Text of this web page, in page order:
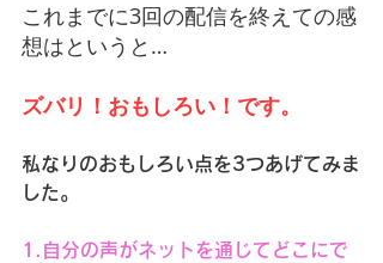
これまでに3回の配信を終えての感
想はというと…
ズバリ！おもしろい！です。
私なりのおもしろい点を3つあげてみま
した。
1.自分の声がネットを通じてどこにで